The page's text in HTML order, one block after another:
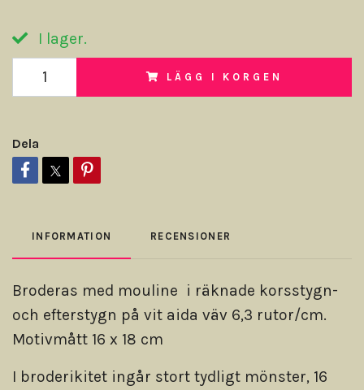
I lager.
LÄGG I KORGEN
Dela
INFORMATION RECENSIONER
Broderas med mouline i räknade korsstygn-
och efterstygn på vit aida väv 6,3 rutor/cm.
Motivmått 16 x 18 cm
I broderikitet ingår stort tydligt mönster, 16